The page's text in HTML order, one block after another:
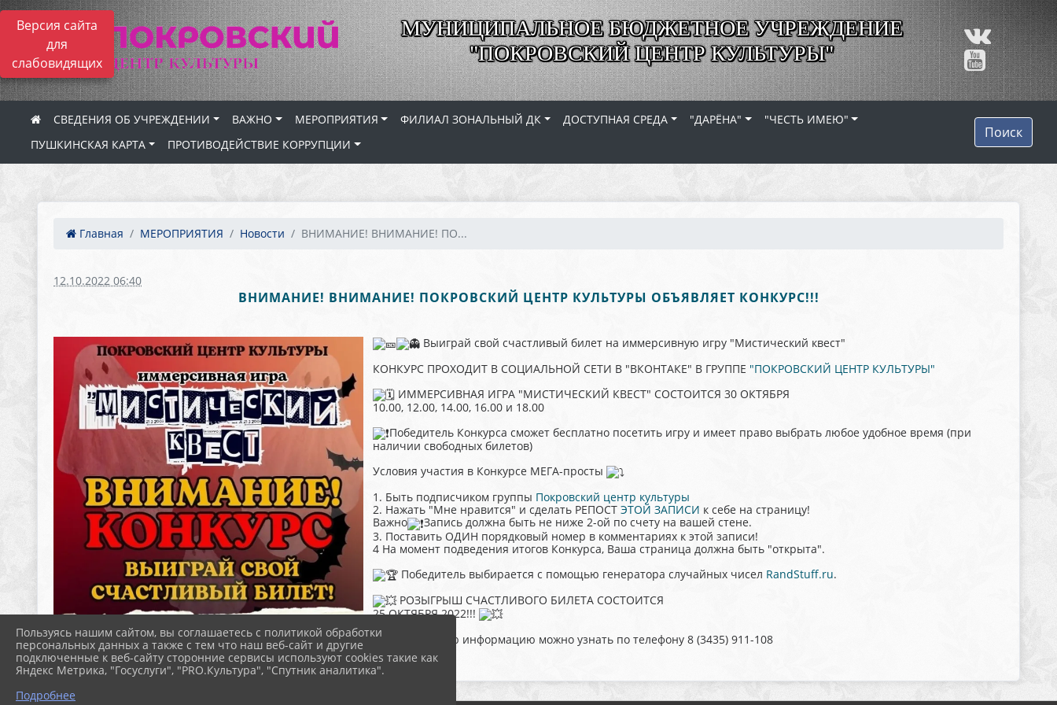
Версия сайта
для
слабовидящих
МУНИЦИПАЛЬНОЕ БЮДЖЕТНОЕ УЧРЕЖДЕНИЕ
"ПОКРОВСКИЙ ЦЕНТР КУЛЬТУРЫ"
СВЕДЕНИЯ ОБ УЧРЕЖДЕНИИ ВАЖНО МЕРОПРИЯТИЯ ФИЛИАЛ ЗОНАЛЬНЫЙ ДК ДОСТУПНАЯ СРЕДА "ДАРЁНА"
"ЧЕСТЬ ИМЕЮ"
ПУШКИНСКАЯ КАРТА
ПРОТИВОДЕЙСТВИЕ КОРРУПЦИИ
Поиск
Главная МЕРОПРИЯТИЯ Новости ВНИМАНИЕ! ВНИМАНИЕ! ПО...
12.10.2022 06:40
ВНИМАНИЕ! ВНИМАНИЕ! ПОКРОВСКИЙ ЦЕНТР КУЛЬТУРЫ ОБЪЯВЛЯЕТ КОНКУРС!!!
Выиграй свой счастливый билет на иммерсивную игру "Мистический квест"
КОНКУРС ПРОХОДИТ В СОЦИАЛЬНОЙ СЕТИ В "ВКОНТАКЕ" В ГРУППЕ "ПОКРОВСКИЙ ЦЕНТР КУЛЬТУРЫ"
ИММЕРСИВНАЯ ИГРА "МИСТИЧЕСКИЙ КВЕСТ" СОСТОИТСЯ 30 ОКТЯБРЯ
10.00, 12.00, 14.00, 16.00 и 18.00
Победитель Конкурса сможет бесплатно посетить игру и имеет право выбрать любое удобное время (при
наличии свободных билетов)
Условия участия в Конкурсе МЕГА-просты
1. Быть подписчиком группы Покровский центр культуры
2. Нажать "Мне нравится" и сделать РЕПОСТ ЭТОЙ ЗАПИСИ к себе на страницу!
Важно
Запись должна быть не ниже 2-ой по счету на вашей стене.
3. Поставить ОДИН порядковый номер в комментариях к этой записи!
4 На момент подведения итогов Конкурса, Ваша страница должна быть "открыта".
Победитель выбирается с помощью генератора случайных чисел RandStuff.ru.
РОЗЫГРЫШ СЧАСТЛИВОГО БИЛЕТА СОСТОИТСЯ
25 ОКТЯБРЯ 2022!!!
Всю подробную информацию можно узнать по телефону 8 (3435) 911-108
Пользуясь нашим сайтом, вы соглашаетесь с политикой обработки
персональных данных а также с тем что наш веб-сайт и другие
подключенные к веб-сайту сторонние сервисы используют cookies такие как
Яндекс Метрика, "Госуслуги", "PRO.Культура", "Спутник аналитика".
Подробнее